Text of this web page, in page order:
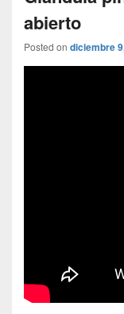
abierto
Posted on diciembre